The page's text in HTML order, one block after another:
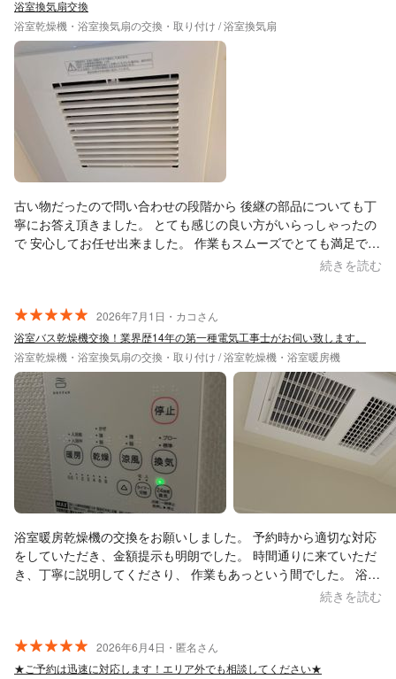
浴室換気扇交換
浴室乾燥機・浴室換気扇の交換・取り付け / 浴室換気扇
古い物だったので問い合わせの段階から 後継の部品についても丁
寧にお答え頂きました。 とても感じの良い方がいらっしゃったの
で 安心してお任せ出来ました。 作業もスムーズでとても満足で
す。 ありがとうございました。 また何かありましたらお願いした
続きを読む
2026年7月1日・カコさん
浴室バス乾燥機交換！業界歴14年の第一種電気工事士がお伺い致します。
浴室乾燥機・浴室換気扇の交換・取り付け / 浴室乾燥機・浴室暖房機
浴室暖房乾燥機の交換をお願いしました。 予約時から適切な対応
をしていただき、金額提示も明朗でした。 時間通りに来ていただ
き、丁寧に説明してくださり、 作業もあっという間でした。 浴室
の清掃の為、シャワーを使う許可の声かけと気遣いもあり、お願
続きを読む
2026年6月4日・匿名さん
★ご予約は迅速に対応します！エリア外でも相談してください★